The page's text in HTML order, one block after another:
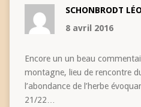
SCHONBRODT
8 avril 2016
Encore un un beau
montagne, lieu de rencontre
l’abondance de l’herbe
21/22…